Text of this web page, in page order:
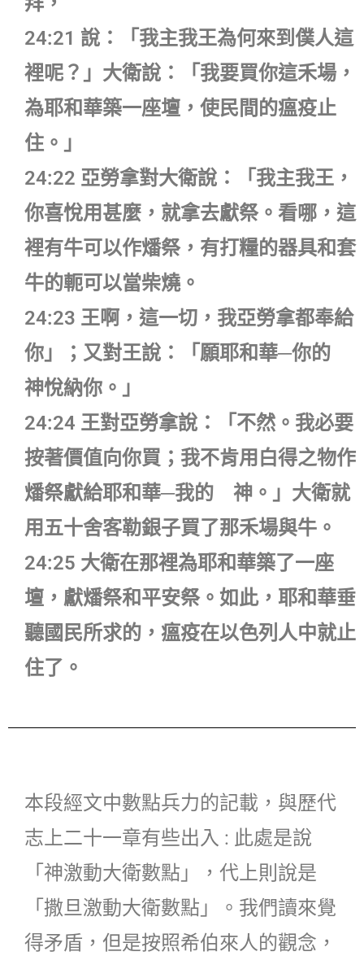
24:21 說：「我主我王為何來到僕人這
裡呢？」大衛說：「我要買你這禾場，
為耶和華築一座壇，使民間的瘟疫止
住。」
24:22 亞勞拿對大衛說：「我主我王，
你喜悅用甚麼，就拿去獻祭。看哪，這
裡有牛可以作燔祭，有打糧的器具和套
牛的軛可以當柴燒。
24:23 王啊，這一切，我亞勞拿都奉給
你」；又對王說：「願耶和華─你的
神悅納你。」
24:24 王對亞勞拿說：「不然。我必要
按著價值向你買；我不肯用白得之物作
燔祭獻給耶和華─我的 神。」大衛就
用五十舍客勒銀子買了那禾場與牛。
24:25 大衛在那裡為耶和華築了一座
壇，獻燔祭和平安祭。如此，耶和華垂
聽國民所求的，瘟疫在以色列人中就止
住了。
本段經文中數點兵力的記載，與歷代
志上二十一章有些出入 : 此處是說
「神激動大衛數點」，代上則說是
「撒旦激動大衛數點」。我們讀來覺
得矛盾，但是按照希伯來人的觀念，